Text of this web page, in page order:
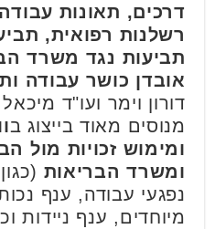
דרכים, תאונות
רשלנות רפואית,
תביעות נגד משרד
אובדן כושר עבודה
דורון וימר ועו"ד
מנוסים מאוד בייצוג ב
ומימוש זכויות מול
ומשרד הבריאות
נפגעי עבודה, ענף
מיוחדים, ענף ניידות